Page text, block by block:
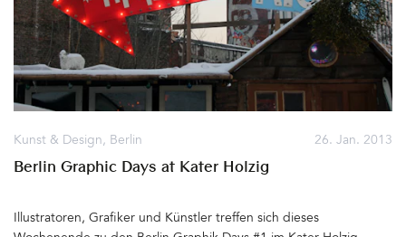
26. Jan. 2013
Kunst & Design, Berlin
Berlin Graphic Days at Kater Holzig
Illustratoren, Grafiker und Künstler treffen sich dieses